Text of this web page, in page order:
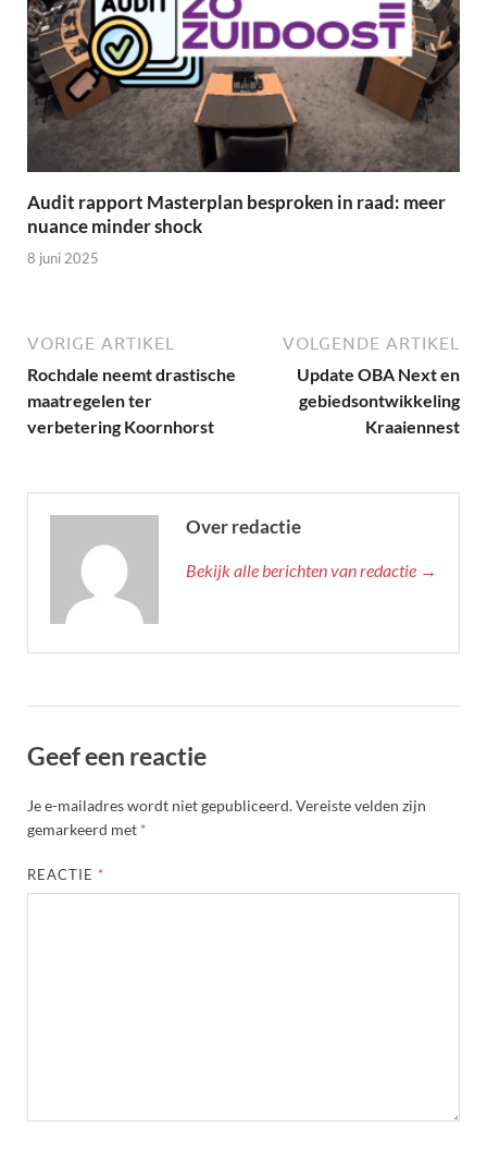
Audit rapport Masterplan besproken in raad: meer
nuance minder shock
8 juni 2025
VORIGE ARTIKEL
Rochdale neemt drastische
maatregelen ter
verbetering Koornhorst
VOLGENDE ARTIKEL
Update OBA Next en
gebiedsontwikkeling
Kraaiennest
Over redactie
Bekijk alle berichten van redactie →
Geef een reactie
Je e-mailadres wordt niet gepubliceerd.Vereiste velden zijn
gemarkeerd met *
REACTIE *